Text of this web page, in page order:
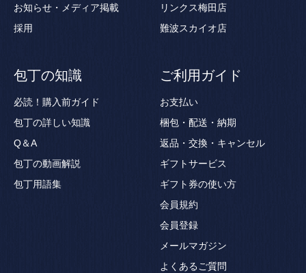
お知らせ・メディア掲載
採用
リンクス梅田店
難波スカイオ店
包丁の知識
必読！購入前ガイド
包丁の詳しい知識
Q＆A
包丁の動画解説
包丁用語集
ご利用ガイド
お支払い
梱包・配送・納期
返品・交換・キャンセル
ギフトサービス
ギフト券の使い方
会員規約
会員登録
メールマガジン
よくあるご質問